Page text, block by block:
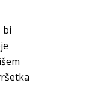
bi